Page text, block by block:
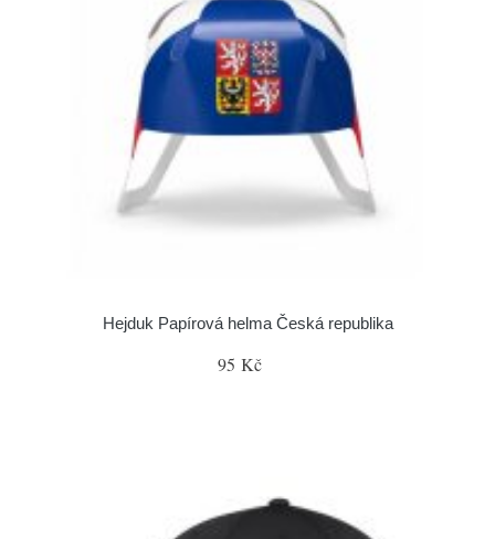
Hejduk Papírová helma Česká republika
95 Kč